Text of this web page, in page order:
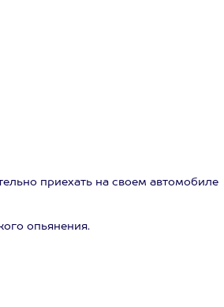
приехать на своем автомобиле
опьянения.